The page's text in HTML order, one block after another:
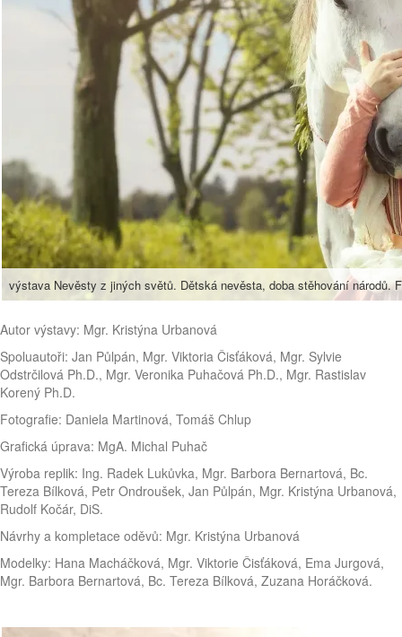
výstava Nevěsty z jiných světů. Dětská nevěsta, doba stěhování národů.
Autor výstavy: Mgr. Kristýna Urbanová
Spoluautoři: Jan Půlpán, Mgr. Viktoria Čisťáková, Mgr. Sylvie
Odstrčilová Ph.D., Mgr. Veronika Puhačová Ph.D., Mgr. Rastislav
Korený Ph.D.
Fotografie: Daniela Martinová, Tomáš Chlup
Grafická úprava: MgA. Michal Puhač
Výroba replik: Ing. Radek Lukůvka, Mgr. Barbora Bernartová, Bc.
Tereza Bílková, Petr Ondroušek, Jan Půlpán, Mgr. Kristýna Urbanová,
Rudolf Kočár, DiS.
Návrhy a kompletace oděvů: Mgr. Kristýna Urbanová
Modelky: Hana Macháčková, Mgr. Viktorie Čisťáková, Ema Jurgová,
Mgr. Barbora Bernartová, Bc. Tereza Bílková, Zuzana Horáčková.